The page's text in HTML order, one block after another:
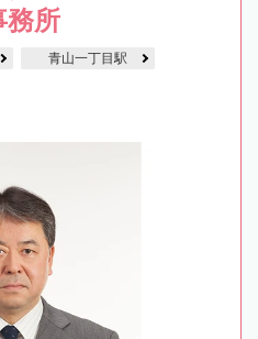
務所
青山一丁目駅